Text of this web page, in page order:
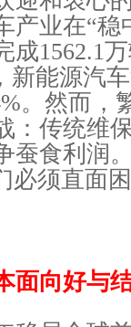
产业在“稳
1562.1
新能源汽
。然而，
：传统维
蚕食利润
必须直面
面向好与